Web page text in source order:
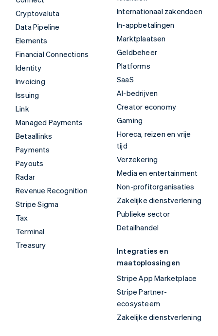
Cryptovaluta
Data Pipeline
Elements
Financial Connections
Identity
Invoicing
Issuing
Link
Managed Payments
Betaallinks
Payments
Payouts
Radar
Revenue Recognition
Stripe Sigma
Tax
Terminal
Treasury
Internationaal zakendoen
In-appbetalingen
Marktplaatsen
Geldbeheer
Platforms
SaaS
AI-bedrijven
Creator economy
Gaming
Horeca, reizen en vrije
tijd
Verzekering
Media en entertainment
Non-profitorganisaties
Zakelijke dienstverlening
Publieke sector
Detailhandel
Integraties en
maatoplossingen
Stripe App Marketplace
Stripe Partner-
ecosysteem
Zakelijke dienstverlening